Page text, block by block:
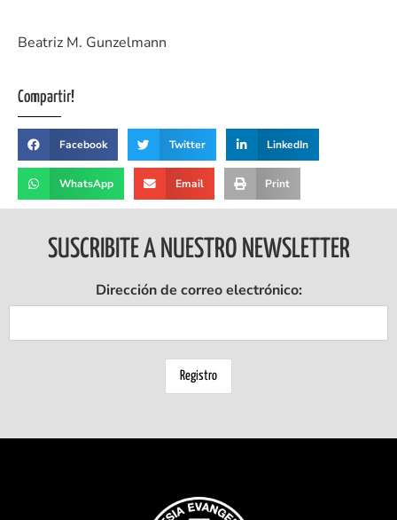
Beatriz M. Gunzelmann
Compartir!
Facebook Twitter LinkedIn
WhatsApp Email Print
SUSCRIBITE A NUESTRO NEWSLETTER
Dirección de correo electrónico: